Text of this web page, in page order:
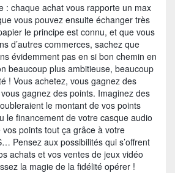
: chaque achat vous rapporte un max
vous pouvez ensuite échanger très
le principe est connu, et que vous
d’autres commerces, sachez que
évidemment pas en si bon chemin en
beaucoup plus ambitieuse, beaucoup
! Vous achetez, vous gagnez des
gagnez des points. Imaginez des
le montant de vos points
le financement de votre casque audio
vos points tout ça grâce à votre
Pensez aux possibilités qui s’offrent
achats et vos ventes de jeux vidéo
la magie de la fidélité opérer !